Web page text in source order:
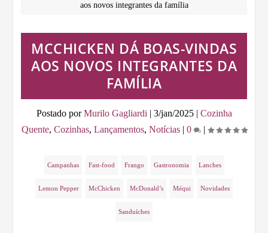
aos novos integrantes da família
MCCHICKEN DÁ BOAS-VINDAS
AOS NOVOS INTEGRANTES DA
FAMÍLIA
Postado porMurilo Gagliardi | 3/jan/2025| Cozinha
Quente, Cozinhas, Lançamentos, Notícias| 0 |
Campanhas Fast-food Frango Gastronomia Lanches
Lemon Pepper McChicken McDonald’s Méqui Novidades
Sanduíches